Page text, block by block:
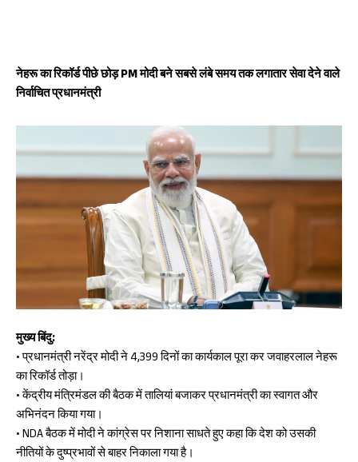
नेहरू का रिकॉर्ड पीछे छोड़ PM मोदी बने सबसे लंबे समय तक लगातार सेवा देने वाले
निर्वाचित प्रधानमंत्री
मुख्य बिंदु:
• प्रधानमंत्री नरेंद्र मोदी ने 4,399 दिनों का कार्यकाल पूरा कर जवाहरलाल नेहरू
का रिकॉर्ड तोड़ा।
• केंद्रीय मंत्रिमंडल की बैठक में तालियां बजाकर प्रधानमंत्री का स्वागत और
अभिनंदन किया गया।
• NDA बैठक में मोदी ने कांग्रेस पर निशाना साधते हुए कहा कि देश को उसकी
नीतियों के दुष्प्रभावों से बाहर निकाला गया है।